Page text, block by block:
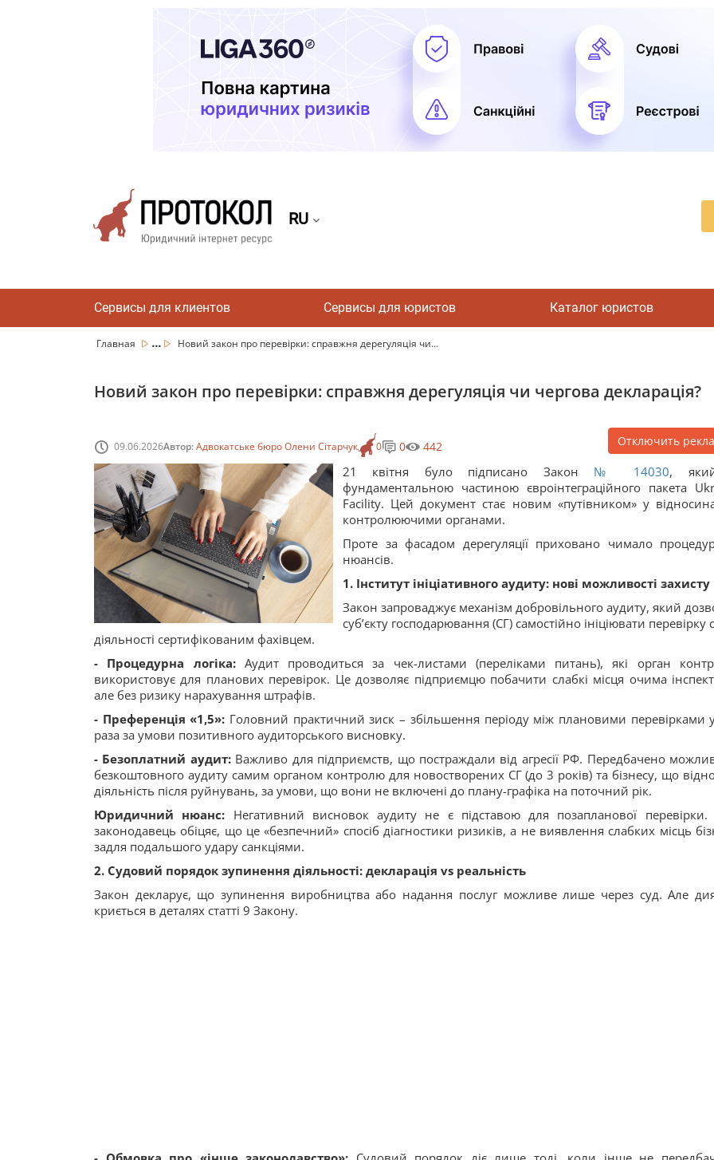
RU
Сервисы для клиентов Сервисы для юристов Каталог юристов
Главная ... Новий закон про перевірки: справжня дерегуляція чи...
Новий закон про перевірки: справжня дерегуляція чи чергова декларація?
09.06.2026Автор:Адвокатське бюро Олени Сітарчук 0 0 442 Отключить
21 квітня було підписано Закон № 14030,
фундаментальною частиною євроінтеграційного пакета
Facility. Цей документ стає новим «путівником» у
контролюючими органами.
Проте за фасадом дерегуляції приховано чимало
нюансів.
1. Інститут ініціативного аудиту: нові можливості захисту
Закон запроваджує механізм добровільного аудиту, який
суб’єкту господарювання (СГ) самостійно ініціювати перевірку
діяльності сертифікованим фахівцем.
- Процедурна логіка:Аудит проводиться за чек-листами (переліками питань), які орган
використовує для планових перевірок. Це дозволяє підприємцю побачити слабкі місця очима
але без ризику нарахування штрафів.
- Преференція «1,5»: Головний практичний зиск – збільшення періоду між плановими перевірками
раза за умови позитивного аудиторського висновку.
- Безоплатний аудит: Важливо для підприємств, що постраждали від агресії РФ. Передбачено
безкоштовного аудиту самим органом контролю для новостворених СГ (до 3 років) та бізнесу, що
діяльність після руйнувань, за умови, що вони не включені до плану-графіка на поточний рік.
Юридичний нюанс: Негативний висновок аудиту не є підставою для позапланової
законодавець обіцяє, що це «безпечний» спосіб діагностики ризиків, а не виявлення слабких місць
задля подальшого удару санкціями.
2. Судовий порядок зупинення діяльності: декларація vs реальність
Закон декларує, що зупинення виробництва або надання послуг можливе лише через суд. Але
криється в деталях статті 9 Закону.